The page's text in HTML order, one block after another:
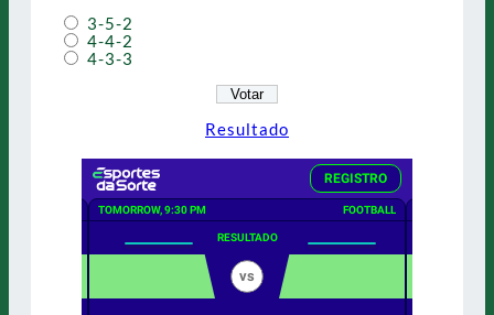
3-5-2
4-4-2
4-3-3
Resultado